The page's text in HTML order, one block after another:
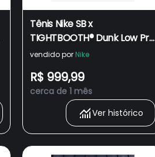
Tênis Nike SB x
TIGHTBOOTH®︎ Dunk Low Pro
Black and White
vendido por Nike
R$ 999,99
cerca de 1 mês
Ver histórico